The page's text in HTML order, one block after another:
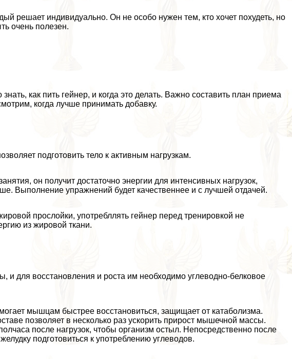
решает индивидуально. Он не особо нужен тем, кто хочет похудеть, но
очень полезен.
как пить гeйнер, и когда это делать. Важно составить план приема
когда лучше принимать добавку.
подготовить тело к активным нагрузкам.
он получит достаточно энергии для интенсивных нагрузок,
Выполнение упражнений будет качественнее и с лучшей отдачей.
прослойки, употрeбллять гeйнер перед тренировкой не
из жировой ткани.
и для восстановления и роста им необходимо углеводно-белковое
мышцам быстрее восстановиться, защищает от катаболизма.
позволяет в несколько раз ускорить прирост мышечной массы.
после нагрузок, чтобы организм остыл. Непосредственно после
подготовиться к употрeблению углеводов.